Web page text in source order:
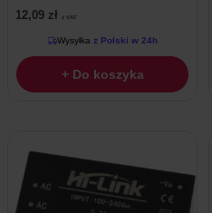
12,09 zł z VAT
Wysyłka z Polski w 24h
+ Do koszyka